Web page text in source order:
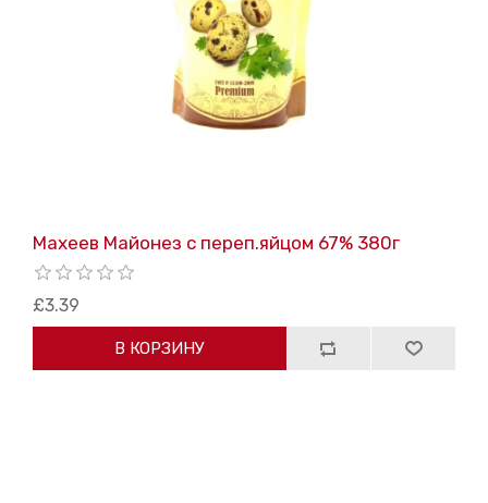
Махеев Майонез с переп.яйцом 67% 380г
£3.39
В КОРЗИНУ